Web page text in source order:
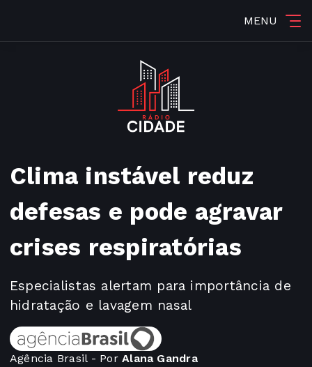
MENU
Clima instável reduz
defesas e pode agravar
crises respiratórias
Especialistas alertam para importância de
hidratação e lavagem nasal
Agência Brasil - PorAlana Gandra